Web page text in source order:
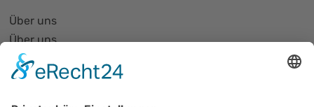
Über uns
Über uns
PhotonicNet:work - 1. Netzwerktreffen
Organisationsform